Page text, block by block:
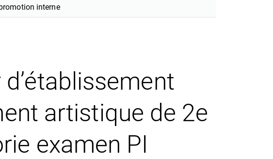
interne
artistique de 2e
examen PI